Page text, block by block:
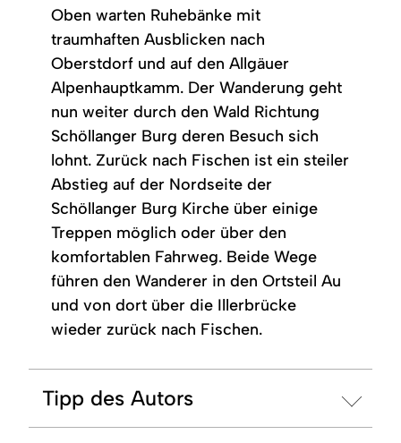
Oben warten Ruhebänke mit
traumhaften Ausblicken nach
Oberstdorf und auf den Allgäuer
Alpenhauptkamm. Der Wanderung geht
nun weiter durch den Wald Richtung
Schöllanger Burg deren Besuch sich
lohnt. Zurück nach Fischen ist ein steiler
Abstieg auf der Nordseite der
Schöllanger Burg Kirche über einige
Treppen möglich oder über den
komfortablen Fahrweg. Beide Wege
führen den Wanderer in den Ortsteil Au
und von dort über die Illerbrücke
wieder zurück nach Fischen.
Tipp des Autors